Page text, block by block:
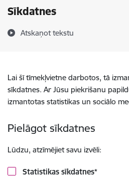
Sīkdatnes
Atskaņot tekstu
Lai šī tīmekļvietne darbotos, tā
sīkdatnes. Ar Jūsu piekrišanu
izmantotas statistikas un sociālo
Pielāgot sīkdatnes
Lūdzu, atzīmējiet savu izvēli:
Statistikas sīkdatnes*